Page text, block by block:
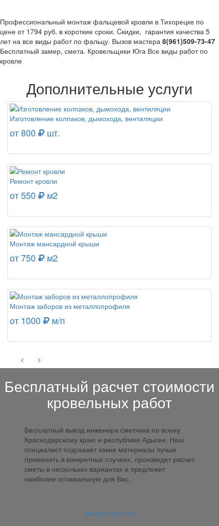
Профессиональный монтаж фальцевой кровли в Тихорецке по
цене от 1794 руб. в короткие сроки. Cкидки, гарантия качества 5
лет на все виды работ по фальцу. Вызов мастера 8(961)509-73-47
Бесплатный замер, смета. Кровельщики Юга Все виды работ по
кровле
Дополнительные услуги
Изготовление колпаков, дымохода, вентиляции
от 800 шт.
Ремонт кровли
от 550 м2
Монтаж мансардной крыши
от 750 м2
Монтаж заборов из металлопрофиля
от 1000 м/п
Бесплатный расчет стоимости
кровельных работ
Бесплатный выезд инженера сметчика по всему
Краснодарскому краю и республике Адыгея. Наш
специалист подскажет какие материалы лучше
применять в конкретных случаях, произведет расчет
сметы в нескольких вариантах и предложит
наиболее оптимальную для Вас.
Заказать расчет